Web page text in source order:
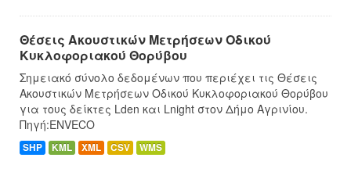
Θέσεις Ακουστικών Μετρήσεων Οδικού
Κυκλοφοριακού Θορύβου
Σημειακό σύνολο δεδομένων που περιέχει τις Θέσεις
Ακουστικών Μετρήσεων Οδικού Κυκλοφοριακού Θορύβου
για τους δείκτες Lden και Lnight στον Δήμο Αγρινίου.
Πηγή:ENVECO
SHP KML XML CSV WMS